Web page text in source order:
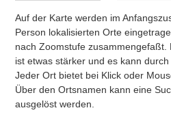
Auf der Karte werden im
Person lokalisierten Orte
nach Zoomstufe zusammengefaßt.
ist etwas stärker und es kann
Jeder Ort bietet bei Klick oder
Über den Ortsnamen kann eine
ausgelöst werden.